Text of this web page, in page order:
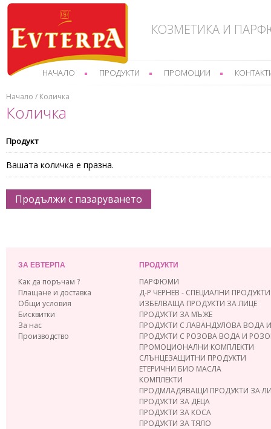
КОЗМЕТИКА И
НАЧАЛО ПРОДУКТИ ПРОМОЦИИ
Начало / Количка
Количка
Продукт
Вашата количка е празна.
Продължи с пазаруването
ЗА ЕВТЕРПА
Как да поръчам ?
Плащане и доставка
Общи условия
Бисквитки
За нас
Производство
ПРОДУКТИ
ПАРФЮМИ
Д-Р ЧЕРНЕВ - СПЕЦИАЛНИ ПРОДУКТИ
ИЗБЕЛВАЩА ПРОДУКТИ ЗА ЛИЦЕ
ПРОДУКТИ ЗА МЪЖЕ
ПРОДУКТИ С ЛАВАНДУЛОВА ВОДА
ПРОДУКТИ С РОЗОВА ВОДА И
ПРОМОЦИОНАЛНИ КОМПЛЕКТИ
СЛЪНЦЕЗАЩИТНИ ПРОДУКТИ
ЕТЕРИЧНИ БИО МАСЛА
КОМПЛЕКТИ
ПРОДМЛАДЯВАЩИ ПРОДУКТИ ЗА
ПРОДУКТИ ЗА ДЕЦА
ПРОДУКТИ ЗА КОСА
ПРОДУКТИ ЗА ТЯЛО